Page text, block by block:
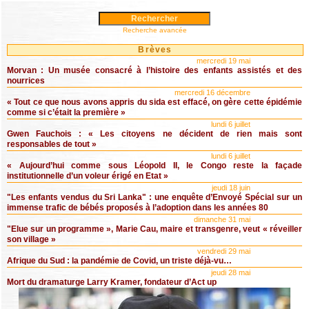
Recherche avancée
Brèves
mercredi 19 mai
Morvan : Un musée consacré à l’histoire des enfants assistés et des
nourrices
mercredi 16 décembre
« Tout ce que nous avons appris du sida est effacé, on gère cette épidémie
comme si c’était la première »
lundi 6 juillet
Gwen Fauchois : « Les citoyens ne décident de rien mais sont
responsables de tout »
lundi 6 juillet
« Aujourd’hui comme sous Léopold II, le Congo reste la façade
institutionnelle d’un voleur érigé en Etat »
jeudi 18 juin
"Les enfants vendus du Sri Lanka" : une enquête d’Envoyé Spécial sur un
immense trafic de bébés proposés à l’adoption dans les années 80
dimanche 31 mai
"Elue sur un programme », Marie Cau, maire et transgenre, veut « réveiller
son village »
vendredi 29 mai
Afrique du Sud : la pandémie de Covid, un triste déjà-vu…
jeudi 28 mai
Mort du dramaturge Larry Kramer, fondateur d’Act up